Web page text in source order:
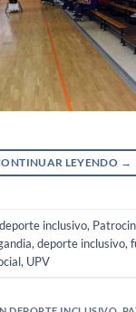
LEYENDO →
inclusivo,
, deporte inclusivo,
, UPV